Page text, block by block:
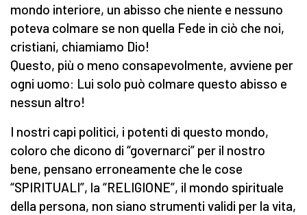
mondo interiore, un abisso che niente e nessuno
poteva colmare se non quella Fede in ciò che noi,
cristiani, chiamiamo Dio!
Questo, più o meno consapevolmente, avviene per
ogni uomo: Lui solo può colmare questo abisso e
nessun altro!
I nostri capi politici, i potenti di questo mondo,
coloro che dicono di “governarci” per il nostro
bene, pensano erroneamente che le cose
“SPIRITUALI”, la “RELIGIONE”, il mondo spirituale
della persona, non siano strumenti validi per la vita,